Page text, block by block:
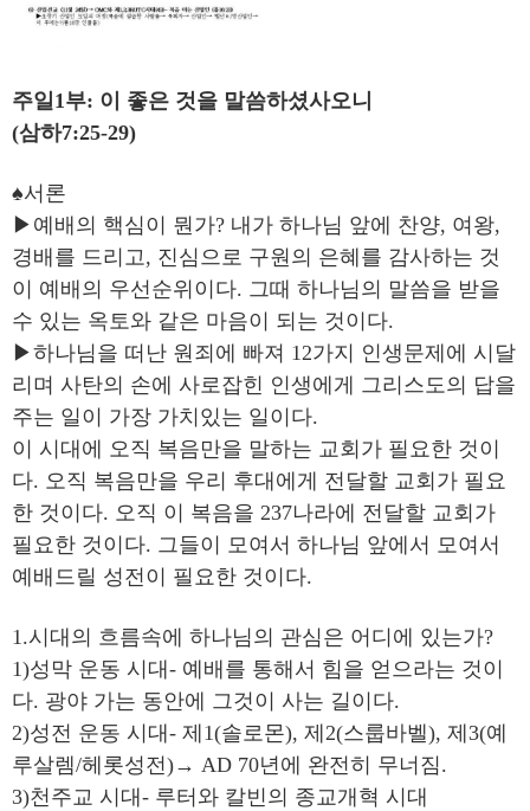
주일1부: 이 좋은 것을 말씀하셨사오니
(삼하7:25-29)
♠서론
▶예배의 핵심이 뭔가? 내가 하나님 앞에 찬양, 여왕,
경배를 드리고, 진심으로 구원의 은혜를 감사하는 것
이 예배의 우선순위이다. 그때 하나님의 말씀을 받을
수 있는 옥토와 같은 마음이 되는 것이다.
▶하나님을 떠난 원죄에 빠져 12가지 인생문제에 시달
리며 사탄의 손에 사로잡힌 인생에게 그리스도의 답을
주는 일이 가장 가치있는 일이다.
이 시대에 오직 복음만을 말하는 교회가 필요한 것이
다. 오직 복음만을 우리 후대에게 전달할 교회가 필요
한 것이다. 오직 이 복음을 237나라에 전달할 교회가
필요한 것이다. 그들이 모여서 하나님 앞에서 모여서
예배드릴 성전이 필요한 것이다.
1.시대의 흐름속에 하나님의 관심은 어디에 있는가?
1)성막 운동 시대- 예배를 통해서 힘을 얻으라는 것이
다. 광야 가는 동안에 그것이 사는 길이다.
2)성전 운동 시대- 제1(솔로몬), 제2(스룹바벨), 제3(예
루살렘/헤롯성전)→ AD 70년에 완전히 무너짐.
3)천주교 시대- 루터와 칼빈의 종교개혁 시대